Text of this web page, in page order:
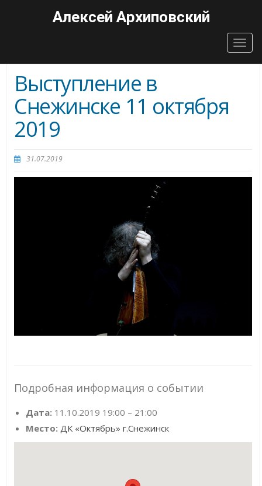
Алексей Архиповский
Выступление в
Снежинске 11 октября
2019
31.07.2019
Подробная информация о событии
Дата: 11.10.2019 19:00 – 21:00
Место: ДК «Октябрь» г.Снежинск